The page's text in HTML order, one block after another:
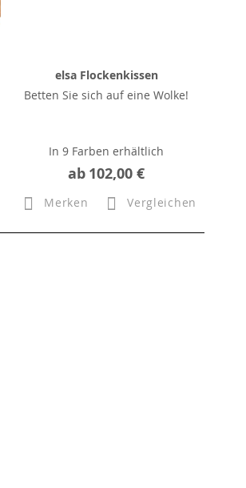
elsa Flockenkissen
Betten Sie sich auf eine Wolke!
In 9 Farben erhältlich
ab 102,00 €
Merken Vergleichen